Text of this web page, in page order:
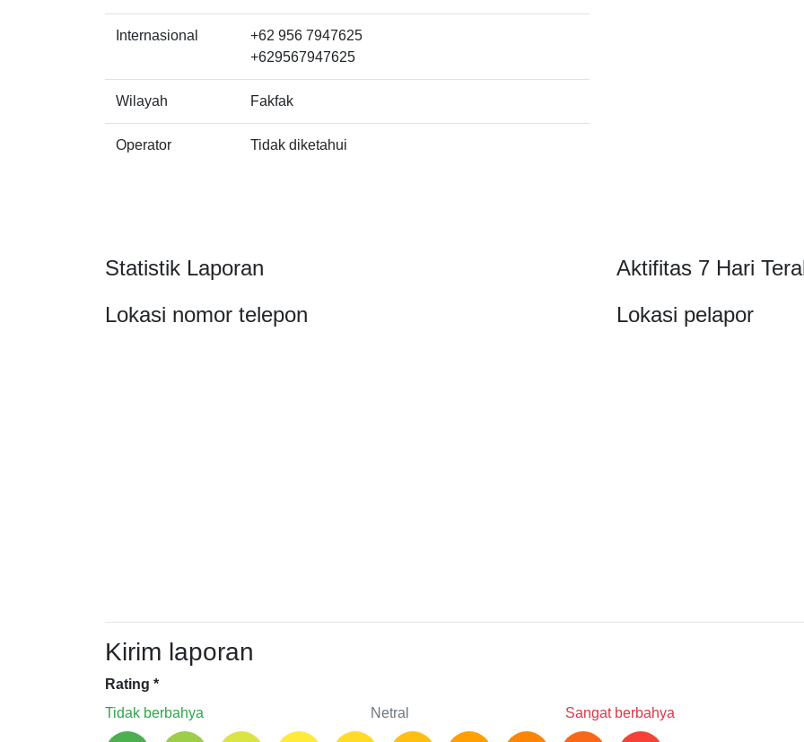
Internasional
+62 956 7947625
+629567947625
Wilayah Fakfak
Operator Tidak diketahui
Statistik Laporan
Aktifitas 7 Hari
Lokasi nomor telepon
Lokasi pelapor
Kirim laporan
Rating *
Tidak berbahya
Netral Sangat berbahya